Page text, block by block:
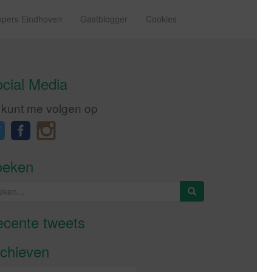
Eindhoven Gastblogger Cookies
Media
me volgen op
tweets
Klik om marketing cookies te